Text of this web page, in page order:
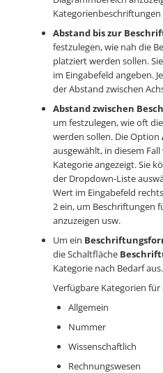
Kategorienbeschriftungen
Abstand bis zur
festzulegen, wie nah die
platziert werden sollen.
im Eingabefeld angeben.
der Abstand zwischen
Abstand zwischen
um festzulegen, wie oft
werden sollen. Die Option
ausgewählt, in diesem
Kategorie angezeigt. Sie
der Dropdown-Liste
Wert im Eingabefeld
2 ein, um Beschriftungen
anzuzeigen usw.
Um ein
die Schaltfläche
Kategorie nach Bedarf aus.
Verfügbare Kategorien
Allgemein
Nummer
Wissenschaftlich
Rechnungswesen